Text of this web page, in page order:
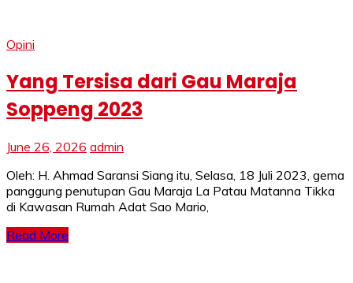
Opini
Yang Tersisa dari Gau Maraja
Soppeng 2023
June 26, 2026 admin
Oleh: H. Ahmad Saransi Siang itu, Selasa, 18 Juli 2023, gema
panggung penutupan Gau Maraja La Patau Matanna Tikka
di Kawasan Rumah Adat Sao Mario,
Read More